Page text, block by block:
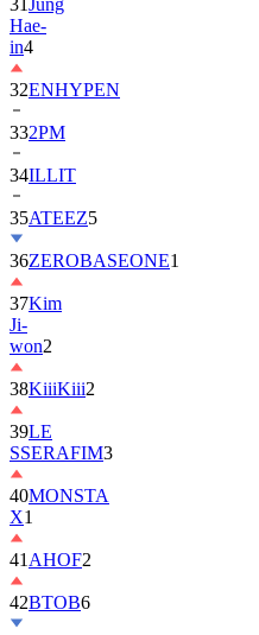
in 4
32ENHYPEN
332PM
34ILLIT
35ATEEZ
36ZEROBASEONE
37Kim
Ji-
won2
38KiiiKiii
39LE
SSERAFIM
40MONSTA
X
41AHOF
42 BTOB6
43SUPER
JUNIOR